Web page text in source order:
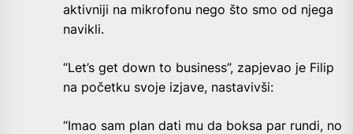
aktivniji na mikrofonu nego što smo od njega
navikli.
“Let’s get down to business”, zapjevao je Filip
na početku svoje izjave, nastavivši:
“Imao sam plan dati mu da boksa par rundi, no